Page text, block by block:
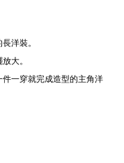
洋裝。
大。
一穿就完成造型的主角洋